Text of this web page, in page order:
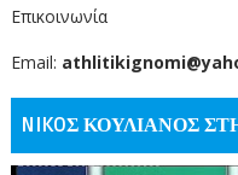
Επικοινωνία
Email:
NIKOΣ ΚΟΥΛΙΑΝΟΣ